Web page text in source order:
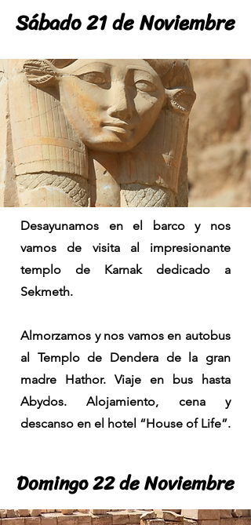
Sábado 21 de Noviembre
Sábado 21 de Noviembre
Desayunamos en el barco y nos
vamos de visita al impresionante
templo de Karnak dedicado a
Sekmeth.
Almorzamos y nos vamos en autobus
al Templo de Dendera de la gran
madre Hathor. Viaje en bus hasta
Abydos. Alojamiento, cena y
descanso en el hotel “House of Life”.
Domingo 22 de Noviembre
Domingo 22 de Noviembre